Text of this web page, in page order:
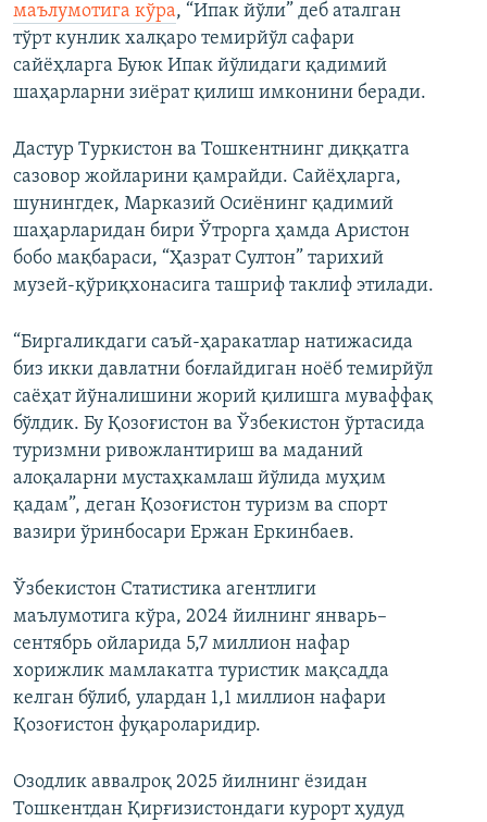
маълумотига кўра, “Ипак йўли” деб аталган
тўрт кунлик халқаро темирйўл сафари
сайёҳларга Буюк Ипак йўлидаги қадимий
шаҳарларни зиёрат қилиш имконини беради.
Дастур Туркистон ва Тошкентнинг диққатга
сазовор жойларини қамрайди. Сайёҳларга,
шунингдек, Марказий Осиёнинг қадимий
шаҳарларидан бири Ўтрорга ҳамда Аристон
бобо мақбараси, “Ҳазрат Султон” тарихий
музей-қўриқхонасига ташриф таклиф этилади.
“Биргаликдаги саъй-ҳаракатлар натижасида
биз икки давлатни боғлайдиган ноёб темирйўл
саёҳат йўналишини жорий қилишга муваффақ
бўлдик. Бу Қозоғистон ва Ўзбекистон ўртасида
туризмни ривожлантириш ва маданий
алоқаларни мустаҳкамлаш йўлида муҳим
қадам”, деган Қозоғистон туризм ва спорт
вазири ўринбосари Ержан Еркинбаев.
Ўзбекистон Статистика агентлиги
маълумотига кўра, 2024 йилнинг январь–
cентябрь ойларида 5,7 миллион нафар
хорижлик мамлакатга туристик мақсадда
келган бўлиб, улардан 1,1 миллион нафари
Қозоғистон фуқароларидир.
Озодлик аввалроқ 2025 йилнинг ёзидан
Тошкентдан Қирғизистондаги курорт ҳудуд